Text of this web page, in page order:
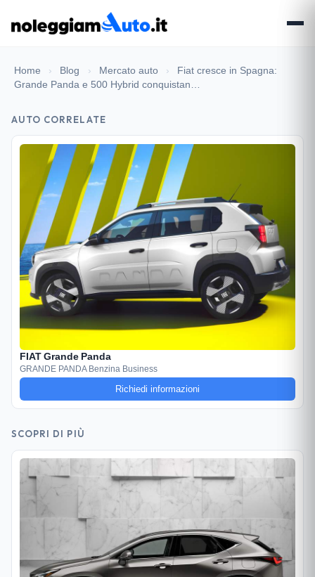
Home › Blog › Mercato auto ›
Fiat cresce in Spagna:
Grande Panda e 500 Hybrid conquistan…
AUTO CORRELATE
FIAT Grande Panda
GRANDE PANDA Benzina Business
Richiedi informazioni
SCOPRI DI PIÙ